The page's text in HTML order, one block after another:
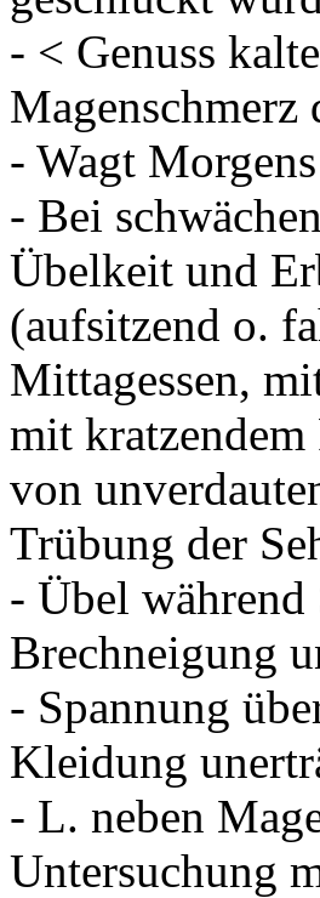
- < Genuss
Magenschmerz
- Wagt
- Bei
Übelkeit und
(aufsitzend o.
Mittagessen,
mit
von
Trübung der
- Übel während
Brechneigung
- Spannung
Kleidung
- L. neben
Untersuchung